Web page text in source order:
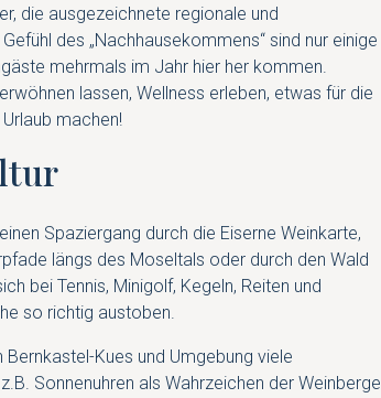
die ausgezeichnete regionale und
des „Nachhausekommens“ sind nur einige
mehrmals im Jahr hier her kommen.
lassen, Wellness erleben, etwas für die
machen!
Spaziergang durch die Eiserne Weinkarte,
längs des Moseltals oder durch den Wald
bei Tennis, Minigolf, Kegeln, Reiten und
so richtig austoben.
Bernkastel-Kues und Umgebung viele
Sonnenuhren als Wahrzeichen der Weinberge